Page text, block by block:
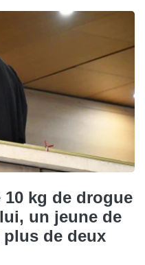
10 kg de drogue
un jeune de
plus de deux